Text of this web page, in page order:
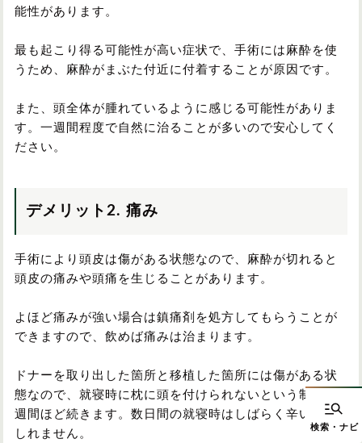
能性があります。
最も起こり得る可能性が高い症状で、手術には麻酔を使
うため、麻酔がまぶた付近に付着することが原因です。
また、頭全体が腫れているように感じる可能性がありま
す。一週間程度で自然に治ることが多いので安心してく
ださい。
デメリット2. 痛み
手術により頭皮は傷がある状態なので、麻酔が切れると
頭皮の痛みや頭痛を生じることがあります。
よほど痛みが強い場合は鎮痛剤を処方してもらうことが
できますので、飲めば痛みは治まります。
ドナーを取り出した箇所と移植した箇所には傷がある状
態なので、就寝時に枕に頭を付けられないという制約が1
週間ほど続きます。数日間の就寝時はしばらく辛いかも
しれません。